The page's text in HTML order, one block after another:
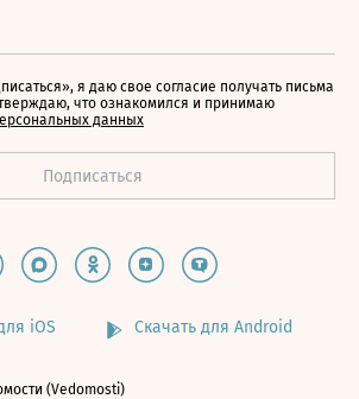
я даю свое согласие получать письма
что ознакомился и принимаю
данных
iOS Скачать для Android
(Vedomosti)